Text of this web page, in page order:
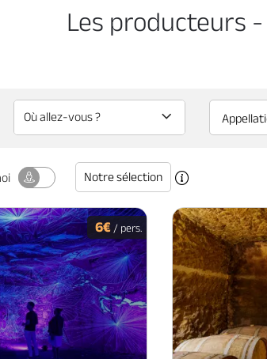
Les producteurs
Notre sélection
6€/ pers.